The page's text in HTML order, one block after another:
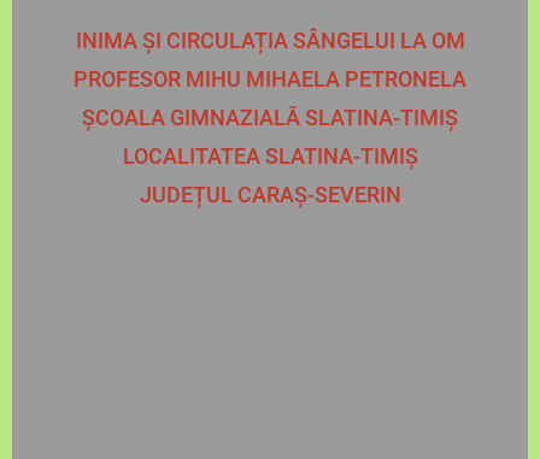
INIMA ȘI CIRCULAȚIA SÂNGELUI LA OM
PROFESOR MIHU MIHAELA PETRONELA
ȘCOALA GIMNAZIALĂ SLATINA-TIMIȘ
LOCALITATEA SLATINA-TIMIȘ
JUDEȚUL CARAȘ-SEVERIN